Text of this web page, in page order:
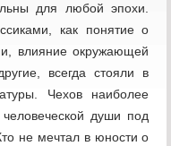
для любой эпохи.
как понятие о
влияние окружающей
всегда стояли в
Чехов наиболее
души под
не мечтал в юности о